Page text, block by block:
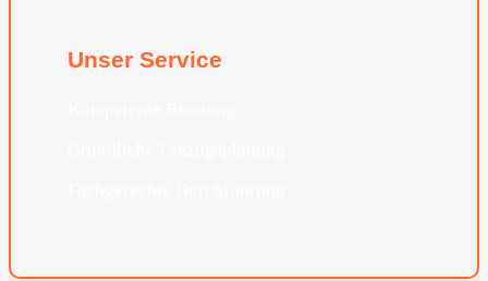
Unser Service